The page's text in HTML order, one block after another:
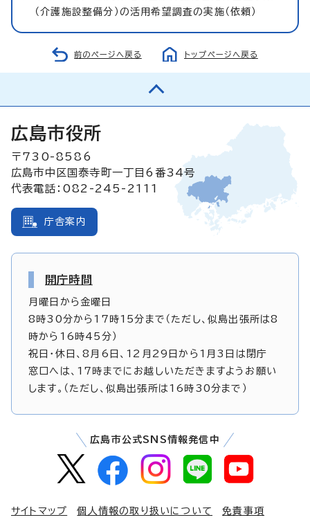
（介護施設整備分）の活用希望調査の実施（依頼）
前のページへ戻る トップページへ戻る
広島市役所
〒730-8586
広島市中区国泰寺町一丁目6番34号
代表電話：082-245-2111
庁舎案内
開庁時間
月曜日から金曜日
8時30分から17時15分まで（ただし、似島出張所は8
時から16時45分）
祝日・休日、8月6日、12月29日から1月3日は閉庁
窓口へは、17時までにお越しいただきますようお願い
します。（ただし、似島出張所は16時30分まで）
広島市公式SNS情報発信中
サイトマップ 個人情報の取り扱いについて 免責事項